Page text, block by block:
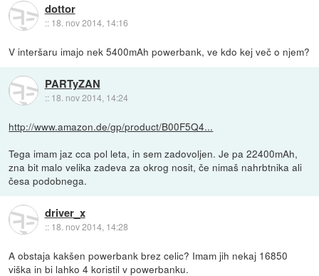
dottor
:: 18. nov 2014, 14:16
V interšaru imajo nek 5400mAh powerbank, ve kdo kej več o njem?
PARTyZAN
:: 18. nov 2014, 14:24
http://www.amazon.de/gp/product/B00F5Q4...
Tega imam jaz cca pol leta, in sem zadovoljen. Je pa 22400mAh,
zna bit malo velika zadeva za okrog nosit, če nimaš nahrbtnika ali
česa podobnega.
driver_x
:: 18. nov 2014, 14:28
A obstaja kakšen powerbank brez celic? Imam jih nekaj 16850
viška in bi lahko 4 koristil v powerbanku.